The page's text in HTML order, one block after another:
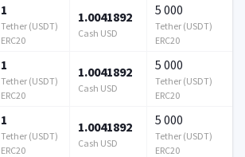
1
Tether (USDT)
ERC20
1.0041892
Cash USD
5 000
Tether (USDT)
ERC20
1
Tether (USDT)
ERC20
1.0041892
Cash USD
5 000
Tether (USDT)
ERC20
1
Tether (USDT)
ERC20
1.0041892
Cash USD
5 000
Tether (USDT)
ERC20